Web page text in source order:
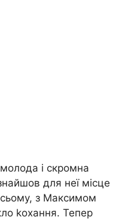
і скромна
для неї місце
з Максимом
kохання. Тепер